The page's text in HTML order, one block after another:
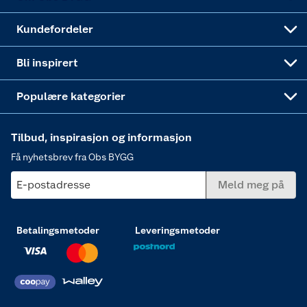
Kundefordeler
Bli inspirert
Populære kategorier
Tilbud, inspirasjon og informasjon
Få nyhetsbrev fra Obs BYGG
E-postadresse Meld meg på
Betalingsmetoder Leveringsmetoder